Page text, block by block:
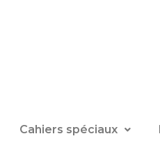
Cahiers spéciaux